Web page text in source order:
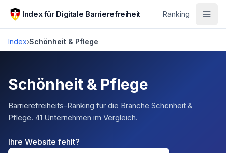
Zum Hauptinhalt springen
Index für Digitale Barrierefreiheit Ranking
Index›Schönheit & Pflege
Schönheit & Pflege
Barrierefreiheits-Ranking für die Branche Schönheit &
Pflege. 41 Unternehmen im Vergleich.
Ihre Website fehlt?